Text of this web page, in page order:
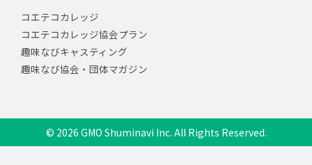
コエテコカレッジ
コエテコカレッジ協会プラン
趣味なびキャスティング
趣味なび協会・団体マガジン
© 2026 GMO Shuminavi Inc. All Rights Reserved.